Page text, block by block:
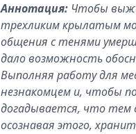
Аннотация: Чтобы
трехликим крылатым
общения с тенями
дало возможность
Выполняя работу для
незнакомцем и, чтобы
догадывается, что тем
осознавая этого,